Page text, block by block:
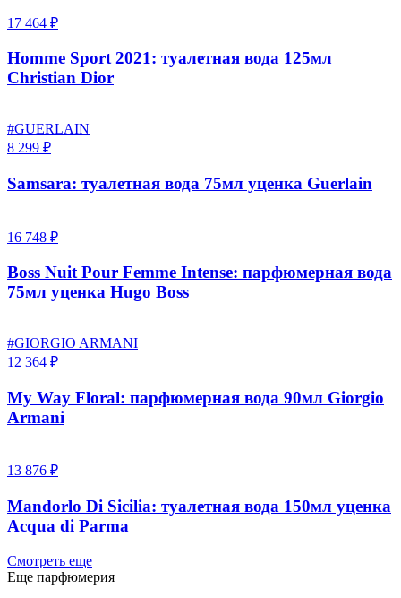
17 464 ₽
Homme Sport 2021: туалетная вода 125мл
Christian Dior
#GUERLAIN
8 299 ₽
Samsara: туалетная вода 75мл уценка Guerlain
16 748 ₽
Boss Nuit Pour Femme Intense: парфюмерная вода
75мл уценка Hugo Boss
#GIORGIO ARMANI
12 364 ₽
My Way Floral: парфюмерная вода 90мл Giorgio
Armani
13 876 ₽
Mandorlo Di Sicilia: туалетная вода 150мл уценка
Acqua di Parma
Смотреть еще
Еще парфюмерия